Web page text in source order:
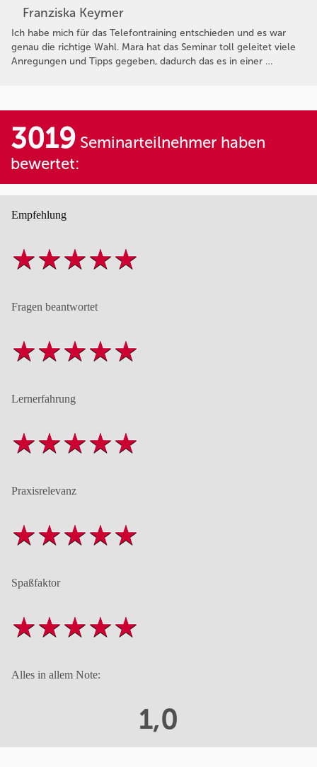
Franziska Keymer
Ich habe mich für das Telefontraining entschieden und es war
genau die richtige Wahl. Mara hat das Seminar toll geleitet viele
Anregungen und Tipps gegeben, dadurch das es in einer …
3019 Seminarteilnehmer haben
bewertet:
Empfehlung
Fragen beantwortet
Lernerfahrung
Praxisrelevanz
Spaßfaktor
Alles in allem Note:
1,0